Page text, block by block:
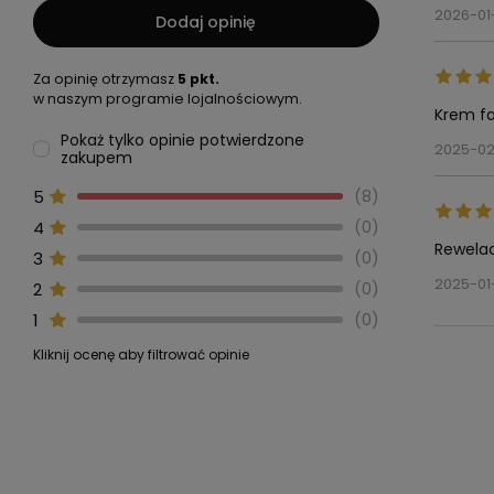
Dodaj opinię
Za opinię otrzymasz 5 pkt.
w naszym programie lojalnościowym.
Pokaż tylko opinie potwierdzone
zakupem
5 8
4 0
3 0
2 0
1 0
Kliknij ocenę aby filtrować opinie
2026-
Krem
2025-
2025-